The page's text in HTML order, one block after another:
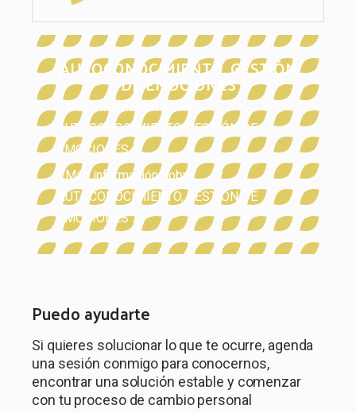
AUTOCONOCIMIENTO,GESTIÓN
DE EMOCIONES
AUTOCONOCIMIENTO,
GESTIÓN DE
EMOCIONES
Más información sobre
AUTOCONOCIMIENTO,GESTIÓN DE
EMOCIONES
Puedo ayudarte
Si quieres solucionar lo que te ocurre, agenda
una sesión conmigo para conocernos,
encontrar una solución estable y comenzar
con tu proceso de cambio personal